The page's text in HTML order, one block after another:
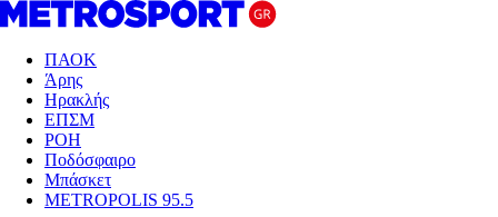
ΠΑΟΚ
Άρης
Ηρακλής
ΕΠΣΜ
ΡΟΗ
Ποδόσφαιρο
Μπάσκετ
METROPOLIS 95.5